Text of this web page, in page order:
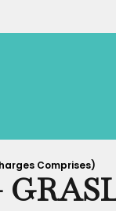
Comprises)